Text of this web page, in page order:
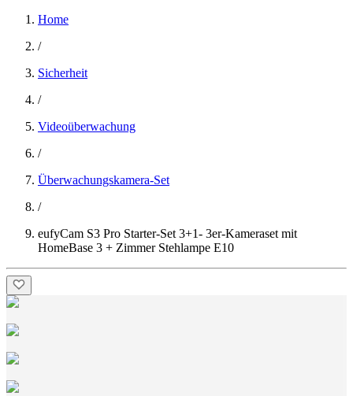
Home
/
Sicherheit
/
Videoüberwachung
/
Überwachungskamera-Set
/
eufyCam S3 Pro Starter-Set 3+1- 3er-Kameraset mit
HomeBase 3 + Zimmer Stehlampe E10